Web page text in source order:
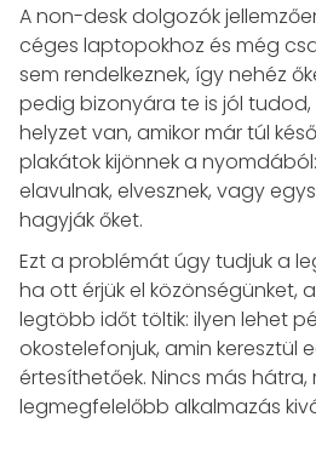
A non-desk dolgozók
céges laptopokhoz és még
sem rendelkeznek, így nehéz
pedig bizonyára te is jól
helyzet van, amikor már túl
plakátok kijönnek a
elavulnak, elvesznek, vagy
hagyják őket.
Ezt a problémát úgy tudjuk a
ha ott érjük el közönségünket,
legtöbb időt töltik: ilyen lehet
okostelefonjuk, amin keresztül
értesíthetőek. Nincs más hátra,
legmegfelelőbb alkalmazás